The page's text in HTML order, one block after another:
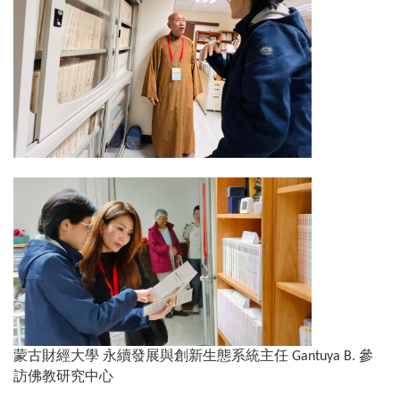
蒙古財經大學 永續發展與創新生態系統主任 Gantuya B. 參
訪佛教研究中心